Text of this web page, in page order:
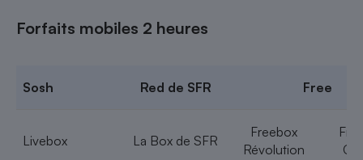
Forfaits mobiles 2 heures
Sosh Red de SFR Free
Livebox La Box de SFR
Freebox
Révolution